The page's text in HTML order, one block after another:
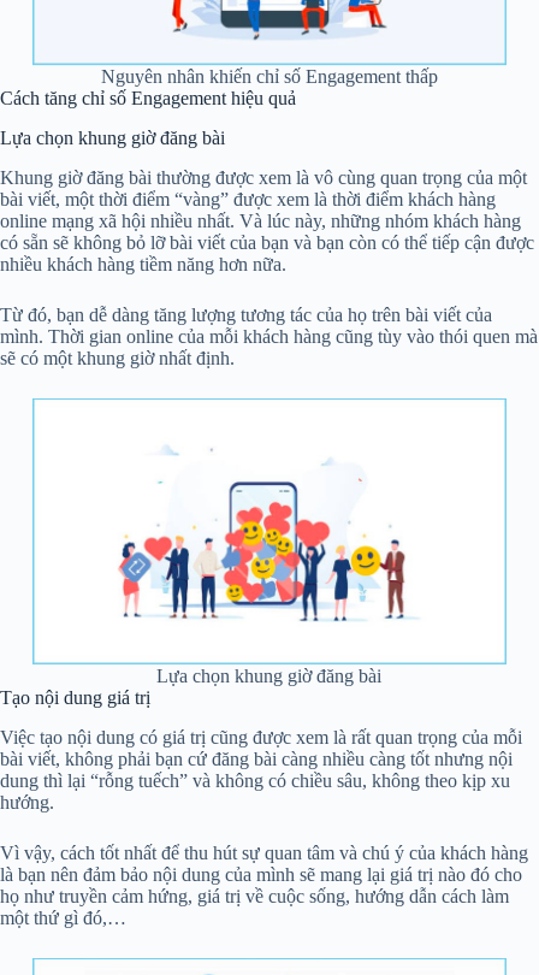
Nguyên nhân khiến chỉ số Engagement thấp
Cách tăng chỉ số Engagement hiệu quả
Lựa chọn khung giờ đăng bài
Khung giờ đăng bài thường được xem là vô cùng quan trọng của một
bài viết, một thời điểm “vàng” được xem là thời điểm khách hàng
online mạng xã hội nhiều nhất. Và lúc này, những nhóm khách hàng
có sẵn sẽ không bỏ lỡ bài viết của bạn và bạn còn có thể tiếp cận được
nhiều khách hàng tiềm năng hơn nữa.
Từ đó, bạn dễ dàng tăng lượng tương tác của họ trên bài viết của
mình. Thời gian online của mỗi khách hàng cũng tùy vào thói quen mà
sẽ có một khung giờ nhất định.
Lựa chọn khung giờ đăng bài
Tạo nội dung giá trị
Việc tạo nội dung có giá trị cũng được xem là rất quan trọng của mỗi
bài viết, không phải bạn cứ đăng bài càng nhiều càng tốt nhưng nội
dung thì lại “rỗng tuếch” và không có chiều sâu, không theo kịp xu
hướng.
Vì vậy, cách tốt nhất để thu hút sự quan tâm và chú ý của khách hàng
là bạn nên đảm bảo nội dung của mình sẽ mang lại giá trị nào đó cho
họ như truyền cảm hứng, giá trị về cuộc sống, hướng dẫn cách làm
một thứ gì đó,…